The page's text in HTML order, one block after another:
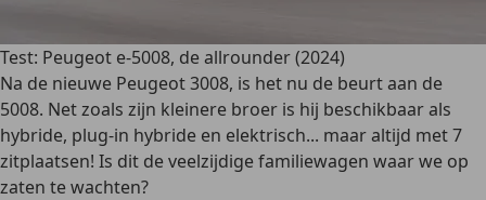
Test: Peugeot e-5008, de allrounder (2024)
Na de nieuwe Peugeot 3008, is het nu de beurt aan de
5008. Net zoals zijn kleinere broer is hij beschikbaar als
hybride, plug-in hybride en elektrisch... maar altijd met 7
zitplaatsen! Is dit de veelzijdige familiewagen waar we op
zaten te wachten?